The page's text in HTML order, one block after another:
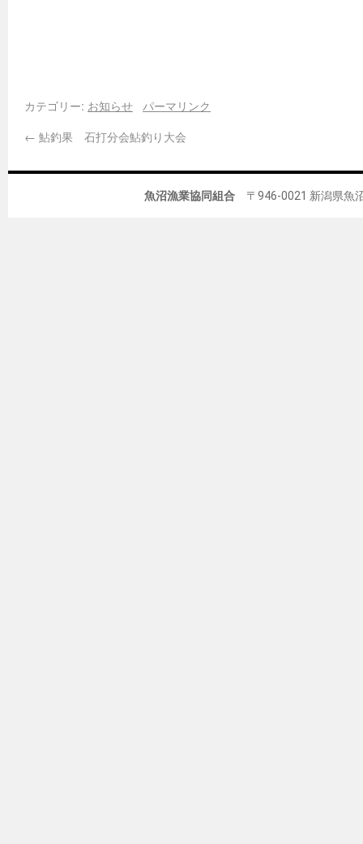
カテゴリー: お知らせ
パーマリンク
← 鮎釣果 石打分会鮎釣り大会
魚沼漁業協同組合 〒946-0021 新潟県魚